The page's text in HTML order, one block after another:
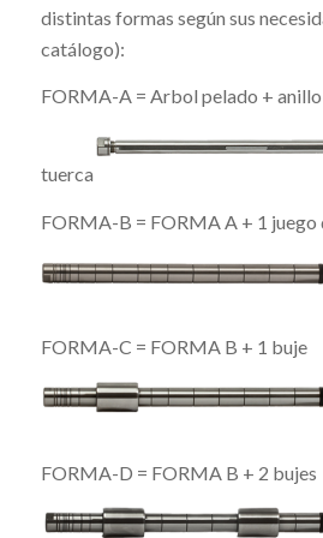
distintas formas según sus
catálogo):
FORMA-A = Arbol pelado +
tuerca
FORMA-B = FORMA A + 1 juego
FORMA-C = FORMA B + 1 buje
FORMA-D = FORMA B + 2 bujes